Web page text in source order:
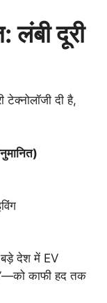
दूरी
दी है,
देश में EV
काफी हद तक